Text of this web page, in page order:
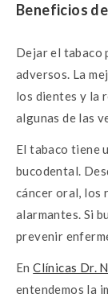
Beneficios
Dejar el tabaco
adversos. La
los dientes y la
algunas de las
El tabaco tiene
bucodental.
cáncer oral, los
alarmantes. Si
prevenir
EnClínicas Dr.
entendemos la